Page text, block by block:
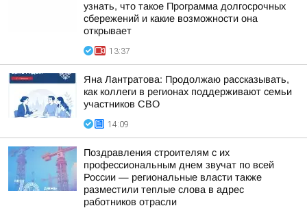
узнать, что такое Программа долгосрочных
сбережений и какие возможности она
открывает
13:37
Яна Лантратова: Продолжаю рассказывать,
как коллеги в регионах поддерживают семьи
участников СВО
14:09
Поздравления строителям с их
профессиональным днем звучат по всей
России — региональные власти также
разместили теплые слова в адрес
работников отрасли